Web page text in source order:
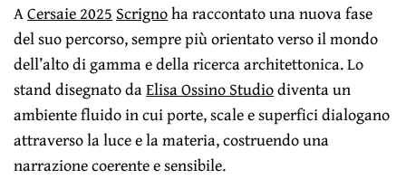
ACersaie 2025 Scrignoha raccontato una nuova fase
del suo percorso, sempre più orientato verso il mondo
dell’alto di gamma e della ricerca architettonica. Lo
stand disegnato daElisa Ossino Studiodiventa un
ambiente fluido in cui porte, scale e superfici dialogano
attraverso la luce e la materia, costruendo una
narrazione coerente e sensibile.